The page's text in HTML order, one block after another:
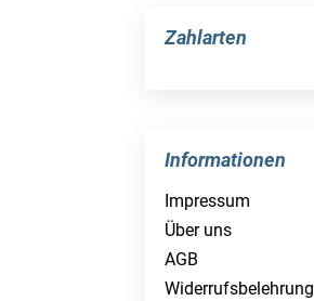
Zahlarten
Informationen
Impressum
Über uns
AGB
Widerrufsbelehrung